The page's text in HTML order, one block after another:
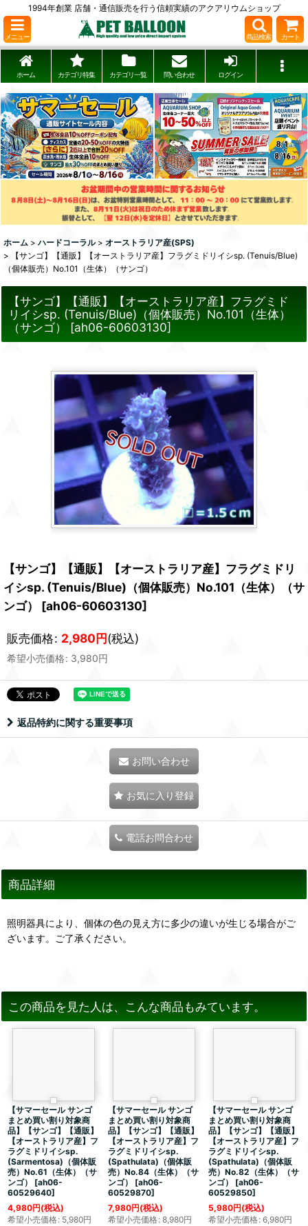
1994年創業 店舗・通信販売を行う信頼実績のアクアリウムショップ
メニュー 商品検索 カート
ホーム カテゴリ特集 カテゴリ一覧 問い合わせ ログイン
ホーム > ハードコーラル > オーストラリア産(SPS)
>
【サンゴ】【通販】【オーストラリア産】フラグミドリイシsp. (Tenuis/Blue)
（個体販売）No.101（生体）（サンゴ）
【サンゴ】【通販】【オーストラリア産】フラグミド
リイシsp. (Tenuis/Blue)（個体販売）No.101（生体）
（サンゴ）
[ah06-60603130]
【サンゴ】【通販】【オーストラリア産】フラグミドリ
イシsp. (Tenuis/Blue)（個体販売）No.101（生体）（サ
ンゴ）
[ah06-60603130]
販売価格: 2,980円(税込)
希望小売価格: 3,980円
返品特約に関する重要事項
お問い合わせ
お気に入り登録
電話お問合わせ
商品詳細
照明器具により、個体の色の見え方に多少の違いが生じる場合がご
ざいます。ご了承ください。
この商品を見た人は、こんな商品もみています。
【サマーセール サンゴ
まとめ買い割り対象商
品】【サンゴ】【通販】
【オーストラリア産】フ
ラグミドリイシsp.
(Sarmentosa)（個体販
売）No.61（生体）（サ
ンゴ）
[ah06-
60529640]
4,980円(税込)
希望小売価格: 5,980円
【サマーセール サンゴ
まとめ買い割り対象商
品】【サンゴ】【通販】
【オーストラリア産】フ
ラグミドリイシsp.
(Spathulata)（個体販
売）No.84（生体）（サ
ンゴ）
[ah06-
60529870]
7,980円(税込)
希望小売価格: 8,980円
【サマーセール サンゴ
まとめ買い割り対象商
品】【サンゴ】【通販】
【オーストラリア産】フ
ラグミドリイシsp.
(Spathulata)（個体販
売）No.82（生体）（サ
ンゴ）
[ah06-
60529850]
5,980円(税込)
希望小売価格: 6,980円